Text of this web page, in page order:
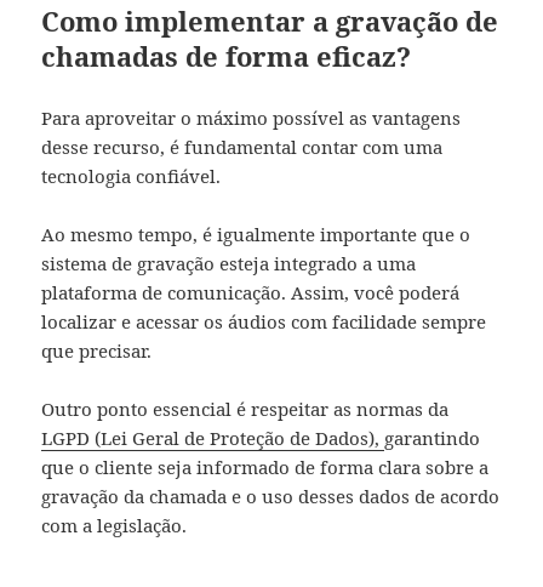
Como implementar a gravação de
chamadas de forma eficaz?
Para aproveitar o máximo possível as vantagens
desse recurso, é fundamental contar com uma
tecnologia confiável.
Ao mesmo tempo, é igualmente importante que o
sistema de gravação esteja integrado a uma
plataforma de comunicação. Assim, você poderá
localizar e acessar os áudios com facilidade sempre
que precisar.
Outro ponto essencial é respeitar as normas da
LGPD (Lei Geral de Proteção de Dados), garantindo
que o cliente seja informado de forma clara sobre a
gravação da chamada e o uso desses dados de acordo
com a legislação.